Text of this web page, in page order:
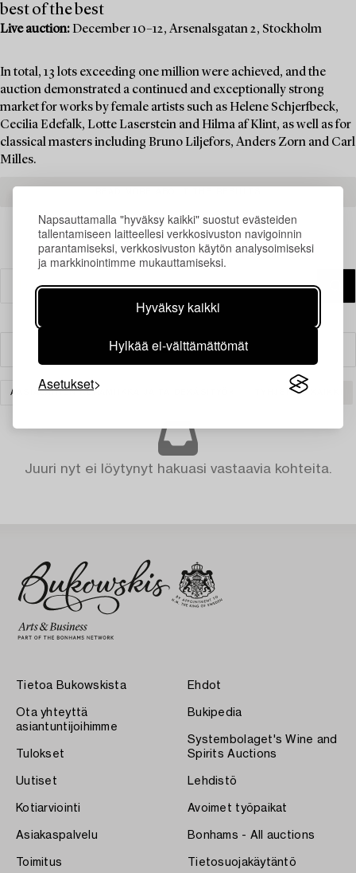
Napsauttamalla "hyväksy kaikki" suostut evästeiden
tallentamiseen laitteellesi verkkosivuston navigoinnin
parantamiseksi, verkkosivuston käytön analysoimiseksi
ja markkinointimme mukauttamiseksi.
Hyväksy kaikki
Hylkää ei-välttämättömät
Asetukset
best of the best
Live auction: December 10–12, Arsenalsgatan 2, Stockholm
In total, 13 lots exceeding one million were achieved, and the
auction demonstrated a continued and exceptionally strong
market for works by female artists such as Helene Schjerfbeck,
Cecilia Edefalk, Lotte Laserstein and Hilma af Klint, as well as for
classical masters including Bruno Liljefors, Anders Zorn and Carl
Milles.
Suodatin
AASIALAINEN KERAMIIKKA JA TAIDEKÄSITYÖ TYHJENNÄ KAIKKI
Juuri nyt ei löytynyt hakuasi vastaavia kohteita.
Tietoa Bukowskista
Ota yhteyttä
asiantuntijoihimme
Tulokset
Uutiset
Kotiarviointi
Asiakaspalvelu
Toimitus
Ehdot
Bukipedia
Systembolaget's Wine and
Spirits Auctions
Lehdistö
Avoimet työpaikat
Bonhams - All auctions
Tietosuojakäytäntö